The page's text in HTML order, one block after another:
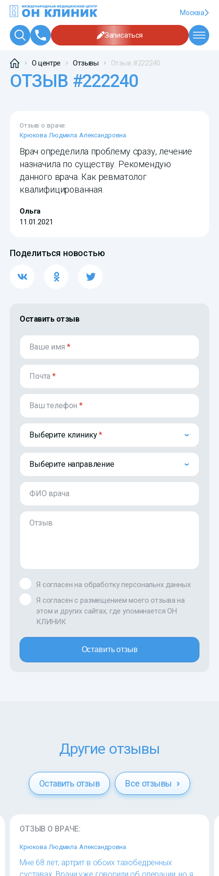
Москва
Записаться
О центре Отзывы Отзыв #222240
ОТЗЫВ #222240
Отзыв о враче:
Крюкова Людмила Александровна
Врач определила проблему сразу, лечение
назначила по существу. Рекомендую
данного врача. Как ревматолог
квалифицированная.
Ольга
11.01.2021
Поделиться новостью
Оставить отзыв
Ваше имя *
Почта*
Ваш телефон*
Выберите клинику
Выберите направление
ФИО врача
Отзыв
Я согласен на обработку персональнх данных
Я согласен с размещением моего отзыва на
этом и других сайтах, где упоминается ОН
КЛИНИК
Оставить отзыв
Другие отзывы
Оставить отзыв Все отзывы
ОТЗЫВ О ВРАЧЕ:
Крюкова Людмила Александровна
Мне 68 лет, артрит в обоих тазобедренных